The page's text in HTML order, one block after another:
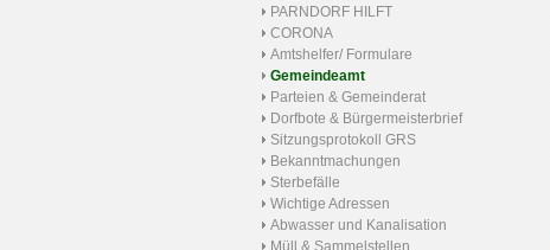
PARNDORF HILFT
CORONA
Amtshelfer/ Formulare
Gemeindeamt
Parteien & Gemeinderat
Dorfbote & Bürgermeisterbrief
Sitzungsprotokoll GRS
Bekanntmachungen
Sterbefälle
Wichtige Adressen
Abwasser und Kanalisation
Müll & Sammelstellen